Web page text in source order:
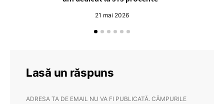
21 mai 2026
Lasă un răspuns
ADRESA TA DE EMAIL NU VA FI PUBLICATĂ. CÂMPURILE